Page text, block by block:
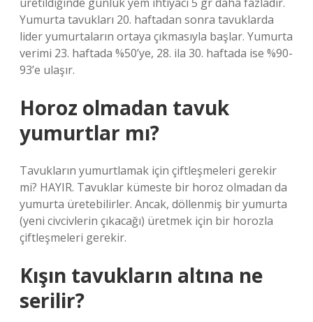
Yumurta tavukları 20. haftadan sonra tavuklarda
lider yumurtaların ortaya çıkmasıyla başlar. Yumurta
verimi 23. haftada %50’ye, 28. ila 30. haftada ise %90-
93’e ulaşır.
Horoz olmadan tavuk
yumurtlar mı?
Tavukların yumurtlamak için çiftleşmeleri gerekir
mi? HAYIR. Tavuklar kümeste bir horoz olmadan da
yumurta üretebilirler. Ancak, döllenmiş bir yumurta
(yeni civcivlerin çıkacağı) üretmek için bir horozla
çiftleşmeleri gerekir.
Kışın tavukların altına ne
serilir?